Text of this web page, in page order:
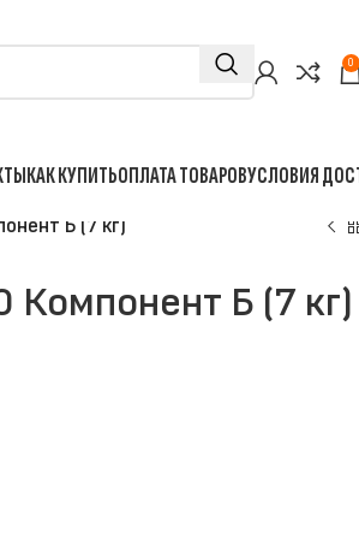
0
КАК КУПИТЬОПЛАТА ТОВАРОВУСЛОВИЯ
Б (7 кг)
Компонент Б (7 кг)